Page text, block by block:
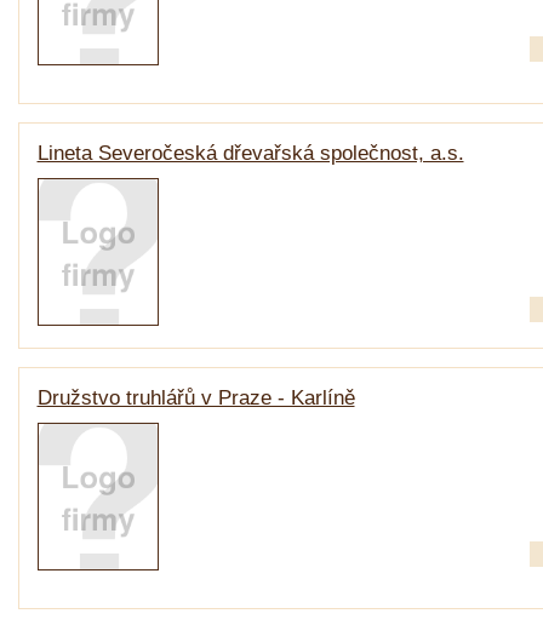
Lineta Severočeská dřevařská společnost, a.s.
Družstvo truhlářů v Praze - Karlíně